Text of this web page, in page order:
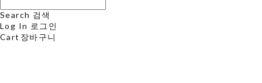
Search 검색
Log In 로그인
Cart 장바구니